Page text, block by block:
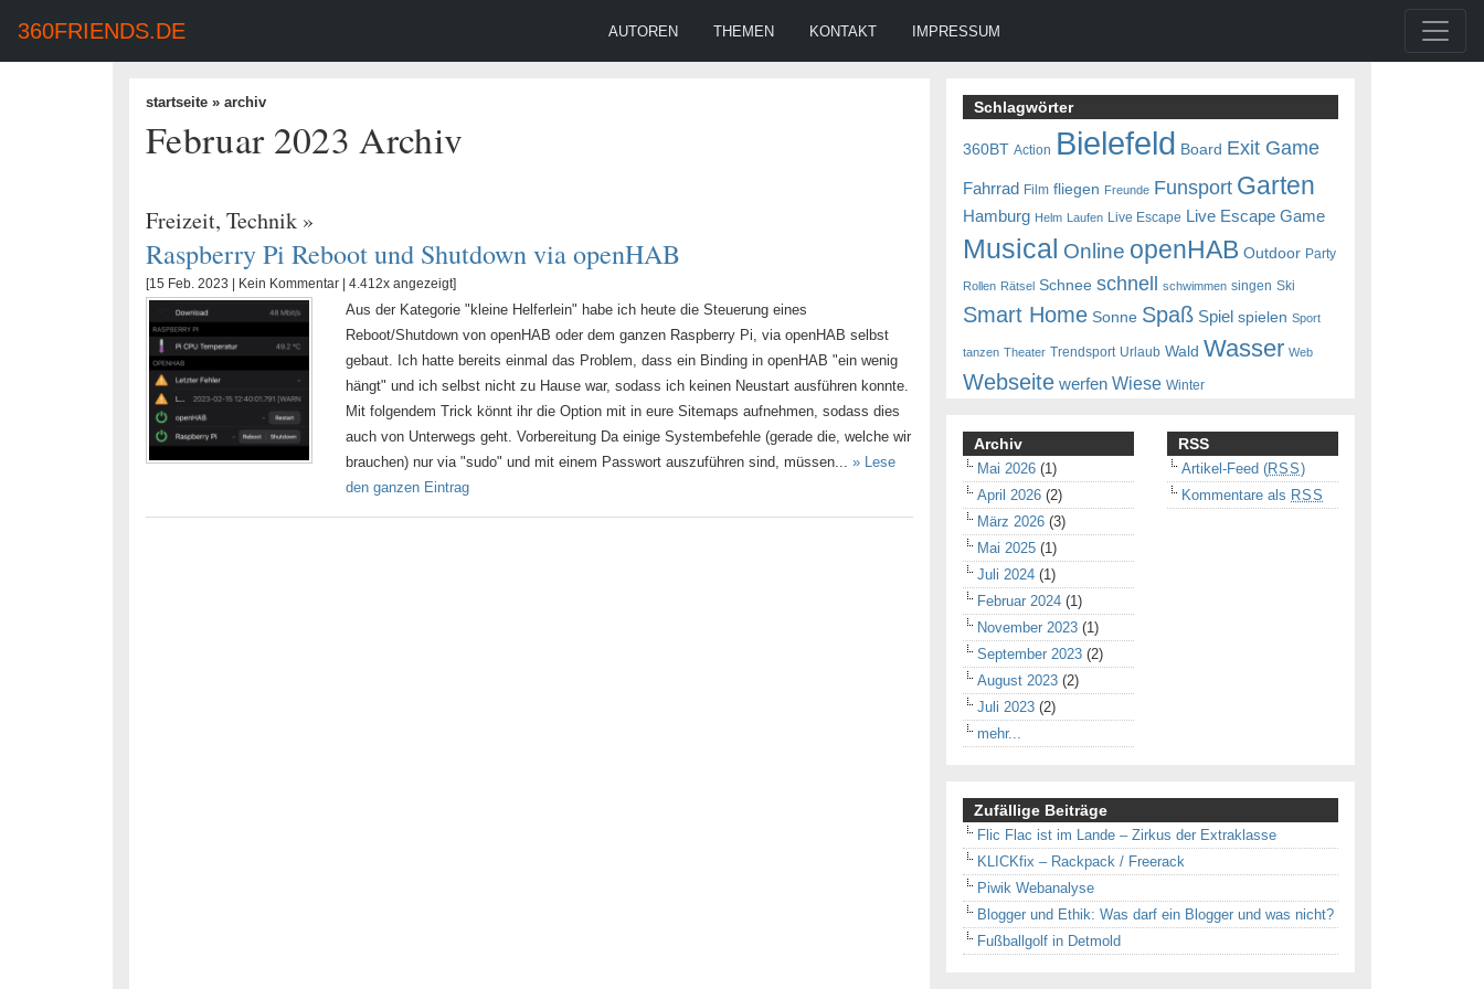
360FRIENDS.DE AUTOREN THEMEN KONTAKT IMPRESSUM
startseite » archiv
Februar 2023 Archiv
Freizeit, Technik »
Raspberry Pi Reboot und Shutdown via openHAB
[15 Feb. 2023 | Kein Kommentar | 4.412x angezeigt]
Aus der Kategorie "kleine Helferlein" habe ich heute die Steuerung eines
Reboot/Shutdown von openHAB oder dem ganzen Raspberry Pi, via openHAB selbst
gebaut. Ich hatte bereits einmal das Problem, dass ein Binding in openHAB "ein wenig
hängt" und ich selbst nicht zu Hause war, sodass ich keinen Neustart ausführen konnte.
Mit folgendem Trick könnt ihr die Option mit in eure Sitemaps aufnehmen, sodass dies
auch von Unterwegs geht. Vorbereitung Da einige Systembefehle (gerade die, welche wir
brauchen) nur via "sudo" und mit einem Passwort auszuführen sind, müssen...» Lese
den ganzen Eintrag
Schlagwörter
360BT Action Bielefeld Board Exit Game
Fahrrad Film fliegen Freunde Funsport Garten
Hamburg Helm Laufen Live Escape Live Escape Game
Musical Online openHAB Outdoor Party
Rollen Rätsel Schnee schnell schwimmen singen Ski
Smart Home Sonne Spaß Spiel spielen Sport
tanzen Theater Trendsport Urlaub Wald Wasser Web
Webseite werfen Wiese Winter
Archiv
Mai 2026 (1)
April 2026 (2)
März 2026 (3)
Mai 2025 (1)
Juli 2024 (1)
Februar 2024 (1)
November 2023 (1)
September 2023 (2)
August 2023 (2)
Juli 2023 (2)
mehr...
RSS
Artikel-Feed (RSS)
Kommentare als RSS
Zufällige Beiträge
Flic Flac ist im Lande – Zirkus der Extraklasse
KLICKfix – Rackpack / Freerack
Piwik Webanalyse
Blogger und Ethik: Was darf ein Blogger und was nicht?
Fußballgolf in Detmold